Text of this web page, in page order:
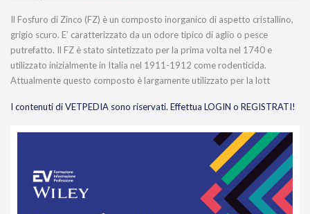
Il Fosfuro di Zinco (FZ) è un composto inorganico di aspetto cristallino,
grigio scuro. E’ caratterizzato da un odore tipico di aglio o pesce
putrefatto. Il FZ è stato sintetizzato per la prima volta nel 1740 e
utilizzato inizialmente in Italia nel 1911-1912 come rodenticida.
Attualmente questo composto è largamente utilizzato per la lott
I contenuti di VETPEDIA sono riservati. Effettua LOGIN o REGISTRATI!